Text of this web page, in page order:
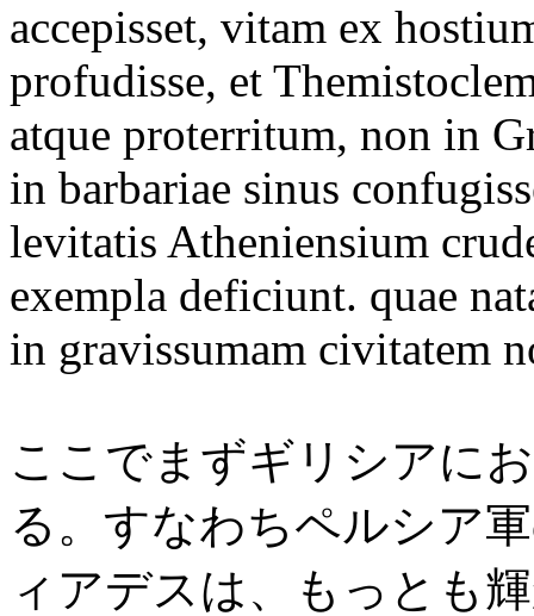
accepisset, vitam ex
profudisse, et
atque proterritum, non in
in barbariae sinus
levitatis Atheniensium
exempla deficiunt. quae
in gravissumam civitatem
ここでまずギリシアに
る。すなわちペルシア
ィアデスは、もっとも